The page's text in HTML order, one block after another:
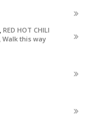
RED HOT CHILI
Walk this way